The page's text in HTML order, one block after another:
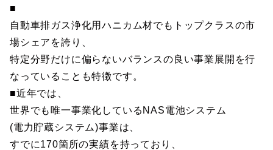
■
自動車排ガス浄化用ハニカム材でもトップクラスの市
場シェアを誇り、
特定分野だけに偏らないバランスの良い事業展開を行
なっていることも特徴です。
■近年では、
世界でも唯一事業化しているNAS電池システム
(電力貯蔵システム)事業は、
すでに170箇所の実績を持っており、